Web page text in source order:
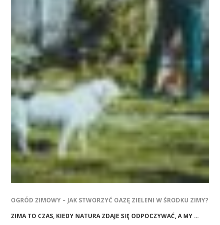
OGRÓD ZIMOWY – JAK STWORZYĆ OAZĘ ZIELENI W ŚRODKU ZIMY?
ZIMA TO CZAS, KIEDY NATURA ZDAJE SIĘ ODPOCZYWAĆ, A MY …